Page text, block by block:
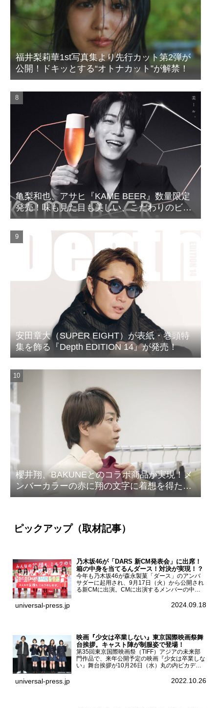
福井梨莉華1st写真集より先行カット第2弾が
公開！ドキッとする“オトナカット”が解禁！
亀梨和也、アサヒ『KAME BEER』数量限定
発売！味も見た目も美しい、こだわりのビー
ルがついに完成
安田章大（SUPER EIGHT）が表紙・巻頭特
集を飾る『Depth EDITION 14』が発売！
櫻井翔、BAKUNEとのコラボ商品が実現！メ
ンバーカラーの赤に翔の文字に着想を得たデ
ザイン
ピックアップ（取材記事）
乃木坂46が「DARS 新CM発表会」に出席！
箱の中身を当てるんダース！対決が実現！？
今年も乃木坂46が森永製菓「ダース」のアンバ
サダーに起用され、9月17日（火）から公開され
る新CMに出演。CMに出演するメンバーの中か
一ノ瀬美空、菅原咲月が都内にて開催された
universal-press.jp 2024.09.18
映画『少女は卒業しない』東京国際映画祭舞
台挨拶。キャスト陣が制服姿で登場！
第35回東京国際映画祭（TIFF）アジアの未来部
門作品で、来年公開予定の映画『少女は卒業しな
い』舞台挨拶が10月26日（水）丸の内ピカデリ
宮山莉渚、中井友望、監督の中川駿が登壇。映画
universal-press.jp 2022.10.26